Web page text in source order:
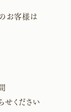
お客様は
せください